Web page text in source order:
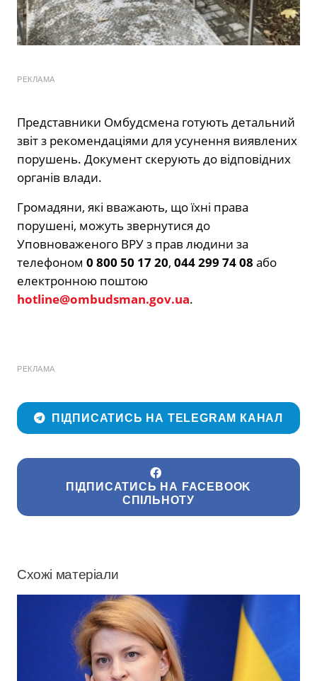
РЕКЛАМА
Представники Омбудсмена готують детальний
звіт з рекомендаціями для усунення виявлених
порушень. Документ скерують до відповідних
органів влади.
Громадяни, які вважають, що їхні права
порушені, можуть звернутися до
Уповноваженого ВРУ з прав людини за
телефоном 0 800 50 17 20, 044 299 74 08 або
електронною поштою
hotline@ombudsman.gov.ua.
РЕКЛАМА
ПІДПИСАТИСЬ НА TELEGRAM КАНАЛ
ПІДПИСАТИСЬ НА FACEBOOK
СПІЛЬНОТУ
Схожі матеріали